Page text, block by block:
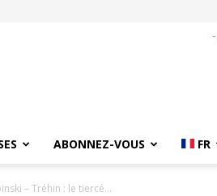
-
ABONNEZ-VOUS FR
– Tréhin : le tiercé...